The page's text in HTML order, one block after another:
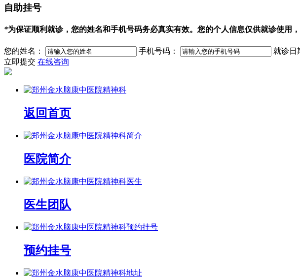
自助挂号
*为保证顺利就诊，您的姓名和手机号码务必真实有效。您的个人信息仅供就诊使用，
您的姓名： 手机号码： 就诊日
立即提交 在线咨询
返回首页
医院简介
医生团队
预约挂号